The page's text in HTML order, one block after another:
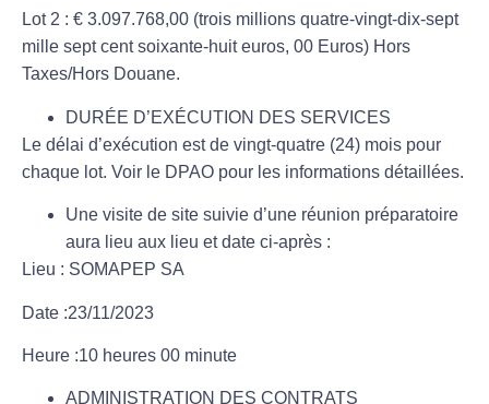
Lot 2 : € 3.097.768,00 (trois millions quatre-vingt-dix-sept
mille sept cent soixante-huit euros, 00 Euros) Hors
Taxes/Hors Douane.
DURÉE D’EXÉCUTION DES SERVICES
Le délai d’exécution est de vingt-quatre (24) mois pour
chaque lot. Voir le DPAO pour les informations détaillées.
Une visite de site suivie d’une réunion préparatoire
aura lieu aux lieu et date ci-après :
Lieu : SOMAPEP SA
Date :23/11/2023
Heure :10 heures 00 minute
ADMINISTRATION DES CONTRATS